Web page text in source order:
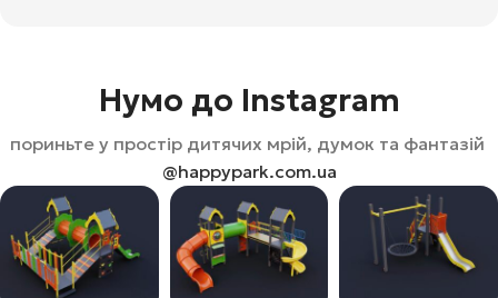
Нумо до Instagram
пориньте у простір дитячих мрій, думок та фантазій
@happypark.com.ua